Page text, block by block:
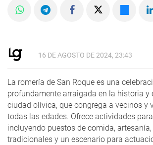
16 DE AGOSTO DE 2024, 23:43
La romería de San Roque es una
profundamente arraigada en la historia y
ciudad olívica, que congrega a vecinos y
todas las edades. Ofrece actividades
incluyendo puestos de comida,
tradicionales y un escenario para